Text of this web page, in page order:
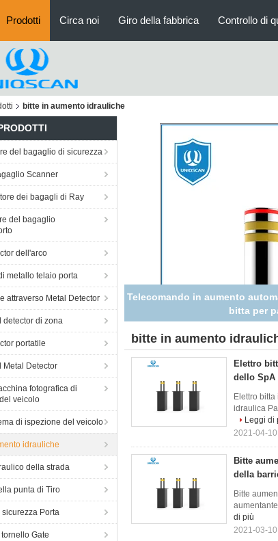
Prodotti Circa noi Giro della fabbrica Controllo di
bitte in aumento idrauliche
del bagaglio di sicurezza
Scanner
dei bagagli di Ray
del bagaglio
dell'arco
metallo telaio porta
attraverso Metal Detector
detector di zona
portatile
Metal Detector
fotografica di
veicolo
di ispezione del veicolo
idrauliche
della strada
punta di Tiro
Porta
Gate
Bitte idrauliche del
il prezzo
bitte in aumento
Elettro
dello SpA
Elettro
idraulica
Leggi di
2021-04-
Bitte
della
Bitte
di più
2021-03-